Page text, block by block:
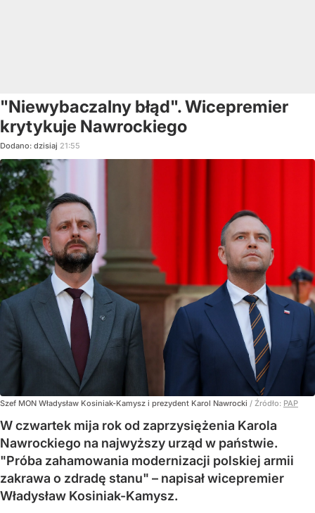
"Niewybaczalny błąd". Wicepremier
krytykuje Nawrockiego
Dodano: dzisiaj 21:55
Szef MON Władysław Kosiniak-Kamysz i prezydent Karol Nawrocki / Źródło: PAP
W czwartek mija rok od zaprzysiężenia Karola
Nawrockiego na najwyższy urząd w państwie.
"Próba zahamowania modernizacji polskiej armii
zakrawa o zdradę stanu" – napisał wicepremier
Władysław Kosiniak-Kamysz.